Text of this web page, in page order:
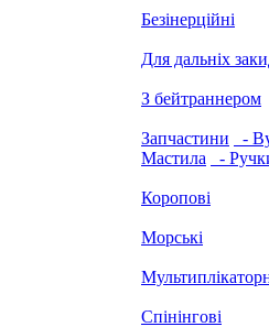
Безінерційні
Для дальніх
З бейтраннером
Запчастини -
Мастила
-
Коропові
Морські
Спінінгові